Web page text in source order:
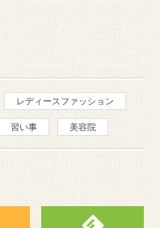
レディースファッション
習い事 美容院